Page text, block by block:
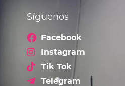
Síguenos
Facebook
Instagram
Tik Tok
Telegram